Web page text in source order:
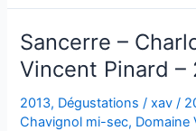
Domaine
Vincent
Pinard
–
2008
Sancerre –
Vincent Pinard –
2013, Dégustations /xav/
Chavignol mi-sec, Domaine